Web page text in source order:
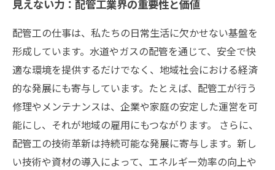
見えない力：配管工業界の重要性と価値
配管工の仕事は、私たちの日常生活に欠かせない基盤を
形成しています。水道やガスの配管を通じて、安全で快
適な環境を提供するだけでなく、地域社会における経済
的な発展にも寄与しています。たとえば、配管工が行う
修理やメンテナンスは、企業や家庭の安定した運営を可
能にし、それが地域の雇用にもつながります。 さらに、
配管工の技術革新は持続可能な発展に寄与します。新し
い技術や資材の導入によって、エネルギー効率の向上や